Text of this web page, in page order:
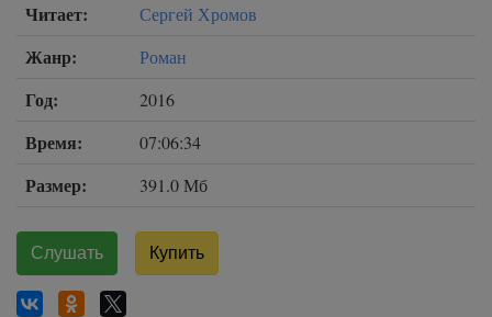
Читает: Сергей Хромов
Жанр: Роман
Год: 2016
Время: 07:06:34
Размер: 391.0 Мб
Слушать Купить